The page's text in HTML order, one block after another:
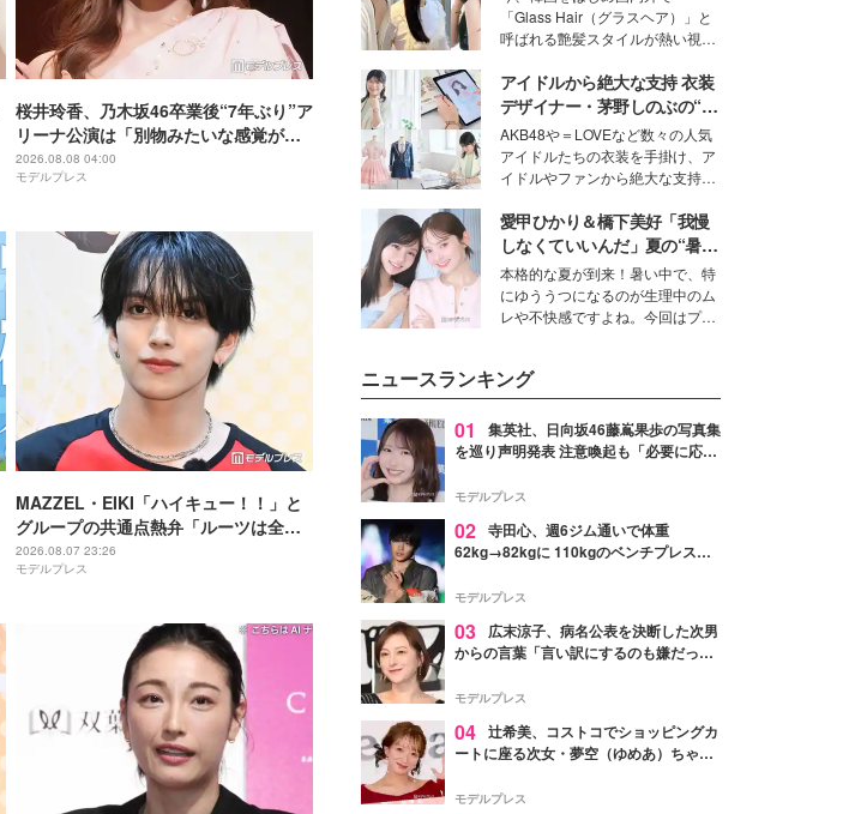
桜井玲香、乃木坂46卒業後“7年ぶり”ア
リーナ公演は「別物みたいな感覚があ
る」【New HISTORY COMING】
2026.08.08 04:00
モデルプレス
MAZZEL・EIKI「ハイキュー！！」と
グループの共通点熱弁「ルーツは全然
違うんですけど」
2026.08.07 23:26
モデルプレス
プチャリングスキン：捕水肌）」
技術を、花王が構築した。
「Glass Hair（グラスヘア）」と
呼ばれる艶髪スタイルが熱い視線
ションの完成度を高めるベースと
して、“髪そのものの美しさ”に改
めて注目する人が増えている様
子。今回は、そんな憧れの艶やか
な髪を日常で叶える、美容好きの
女性たちのヘアケア事情を紹介し
ます。
アイドルから絶大な支持 衣装
デザイナー・茅野しのぶの“可
愛い”を作る美学＜「シチズン
クロスシー」インタビュー＞
AKB48や＝LOVEなど数々の人気
アイドルたちの衣装を手掛け、ア
イドルやファンから絶大な支持を
取締役兼クリエイティブディレク
ター・茅野しのぶ。一人ひとりの
個性に寄り添い、魅力を引き出す
衣装作りは、多くの女性たちに勇
気と自信を与え続けている。
愛甲ひかり＆橋下美好「我慢
しなくていいんだ」夏の“暑さ
対策”の新しい選択肢とは？
本格的な夏が到来！暑い中で、特
にゆううつになるのが生理中のム
レや不快感ですよね。今回はプラ
好さんを迎えて本音で女子会トー
ク。猛暑のお出かけを快適に過ご
すヒントや、2人が感動した夏の
生理の新常識にも迫りました。
ニュースランキング
01
集英社、日向坂46藤嶌果歩の写真集
を巡り声明発表 注意喚起も「必要に応じ
モデルプレス
02 寺田心、週6ジム通いで体重
62kg→82kgに 110kgのベンチプレス持
「かっこいい」と反響
モデルプレス
03
広末涼子、病名公表を決断した次男
からの言葉「言い訳にするのも嫌だっ
モデルプレス
04 辻希美、コストコでショッピングカ
ートに座る次女・夢空（ゆめあ）ちゃん
ぎ」「成長を感じる」の声
モデルプレス